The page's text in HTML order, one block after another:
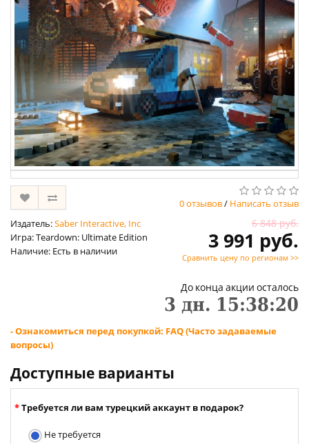
0 отзывов/ Написать отзыв
Издатель:Saber Interactive, Inc
Игра: Teardown: Ultimate Edition
Наличие: Есть в наличии
6 848 руб.
3 991 руб.
Сравнить цену по регионам >>
До конца акции осталось
3 дн. 15:38:19
- Ознакомиться перед покупкой: FAQ (Часто задаваемые
вопросы)
Доступные варианты
Требуется ли вам турецкий аккаунт в подарок?
Не требуется